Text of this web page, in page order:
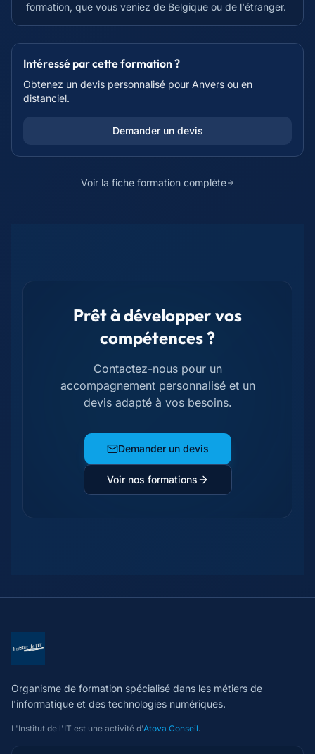
formation, que vous veniez de Belgique ou de l'étranger.
Intéressé par cette formation ?
Obtenez un devis personnalisé pour Anvers ou en
distanciel.
Demander un devis
Voir la fiche formation complète
Prêt à développer vos
compétences ?
Contactez-nous pour un
accompagnement personnalisé et un
devis adapté à vos besoins.
Demander un devis
Voir nos formations
Organisme de formation spécialisé dans les métiers de
l'informatique et des technologies numériques.
L'Institut de l'IT est une activité d'Atova Conseil.